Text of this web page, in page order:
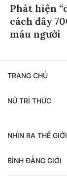
Phát hiện
cách đây
máu người
TRANG CHỦ
NỮ TRÍ THỨC
NHÌN RA THẾ GIỚI
BÌNH ĐẲNG GIỚI